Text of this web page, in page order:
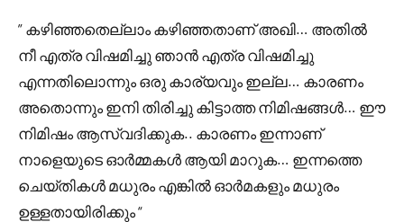
” കഴിഞ്ഞതെല്ലാം കഴിഞ്ഞതാണ് അഖി… അതിൽ
നീ എത്ര വിഷമിച്ചു ഞാൻ എത്ര വിഷമിച്ചു
എന്നതിലൊന്നും ഒരു കാര്യവും ഇല്ല… കാരണം
അതൊന്നും ഇനി തിരിച്ചു കിട്ടാത്ത നിമിഷങ്ങൾ… ഈ
നിമിഷം ആസ്വദിക്കുക.. കാരണം ഇന്നാണ്
നാളെയുടെ ഓർമ്മകൾ ആയി മാറുക… ഇന്നത്തെ
ചെയ്തികൾ മധുരം എങ്കിൽ ഓർമകളും മധുരം
ഉള്ളതായിരിക്കും “